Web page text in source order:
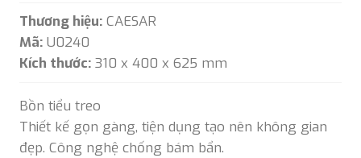
Thương hiệu: CAESAR
Mã: U0240
Kích thước: 310 x 400 x 625 mm
Bồn tiểu treo
Thiết kế gọn gàng, tiện dụng tạo nên không gian
đẹp. Công nghệ chống bám bẩn.